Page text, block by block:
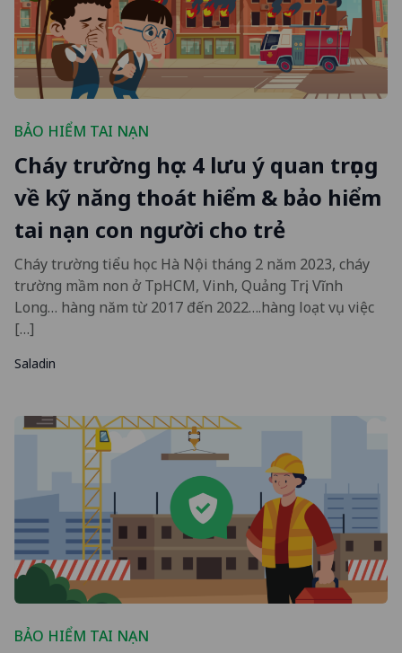
BẢO HIỂM TAI NẠN
Cháy trường học: 4 lưu ý quan trọng
về kỹ năng thoát hiểm & bảo hiểm
tai nạn con người cho trẻ
Cháy trường tiểu học Hà Nội tháng 2 năm 2023, cháy
trường mầm non ở TpHCM, Vinh, Quảng Trị, Vĩnh
Long… hàng năm từ 2017 đến 2022….hàng loạt vụ việc
[…]
Saladin
BẢO HIỂM TAI NẠN